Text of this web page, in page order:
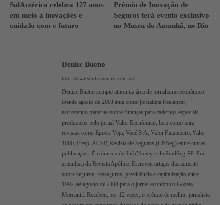
SulAmérica celebra 127 anos
em meio a inovações e
cuidado com o futuro
Prêmio de Inovação de
Seguros terá evento exclusivo
no Museu do Amanhã, no Rio
Denise Bueno
http://www.sonhoseguro.com.br/
Denise Bueno sempre atuou na área de jornalismo econômico.
Desde agosto de 2008 atua como jornalista freelancer,
escrevendo matérias sobre finanças para cadernos especiais
produzidos pelo jornal Valor Econômico, bem como para
revistas como Época, Veja, Você S/A, Valor Financeiro, Valor
1000, Fiesp, ACSP, Revista de Seguros (CNSeg) entre outras
publicações. É colunista do InfoMoney e do SindSeg-SP. Foi
articulista da Revista Apólice. Escreveu artigos diariamente
sobre seguros, resseguros, previdência e capitalização entre
1992 até agosto de 2008 para o jornal econômico Gazeta
Mercantil. Recebeu, por 12 vezes, o prêmio de melhor jornalista